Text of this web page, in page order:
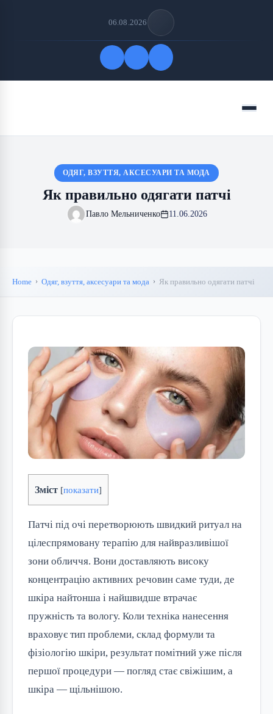
06.08.2026
Menu
ОДЯГ, ВЗУТТЯ, АКСЕСУАРИ ТА МОДА
Як правильно одягати патчі
Павло Мельниченко 11.06.2026
Home Одяг, взуття, аксесуари та мода Як правильно одягати патчі
Зміст [показати]
Патчі під очі перетворюють швидкий ритуал на
цілеспрямовану терапію для найвразливішої
зони обличчя. Вони доставляють високу
концентрацію активних речовин саме туди, де
шкіра найтонша і найшвидше втрачає
пружність та вологу. Коли техніка нанесення
враховує тип проблеми, склад формули та
фізіологію шкіри, результат помітний уже після
першої процедури — погляд стає свіжішим, а
шкіра — щільнішою.